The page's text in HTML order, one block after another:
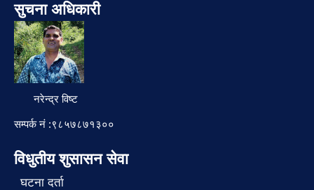
सुचना अधिकारी
नरेन्द्र विष्ट
सम्पर्क नं :९८५७८७१३००
विधुतीय शुसासन सेवा
घटना दर्ता